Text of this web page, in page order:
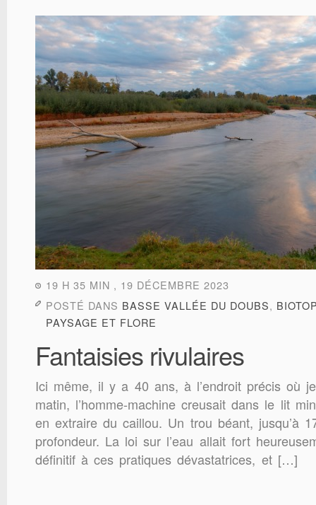
19 H 35 MIN , 19 DÉCEMBRE 2023
POSTÉ DANS BASSE VALLÉE DU DOUBS,
PAYSAGE ET FLORE
Fantaisies rivulaires
Ici même, il y a 40 ans, à l’endroit précis où
matin, l’homme-machine creusait dans le lit
en extraire du caillou. Un trou béant, jusqu’à
profondeur. La loi sur l’eau allait fort
définitif à ces pratiques dévastatrices, et […]